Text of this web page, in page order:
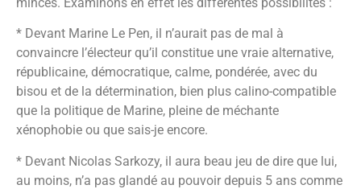
* Devant Marine Le Pen, il n’aurait pas de mal à
convaincre l’électeur qu’il constitue une vraie alternative,
républicaine, démocratique, calme, pondérée, avec du
bisou et de la détermination, bien plus calino-compatible
que la politique de Marine, pleine de méchante
xénophobie ou que sais-je encore.
* Devant Nicolas Sarkozy, il aura beau jeu de dire que lui,
au moins, n’a pas glandé au pouvoir depuis 5 ans comme